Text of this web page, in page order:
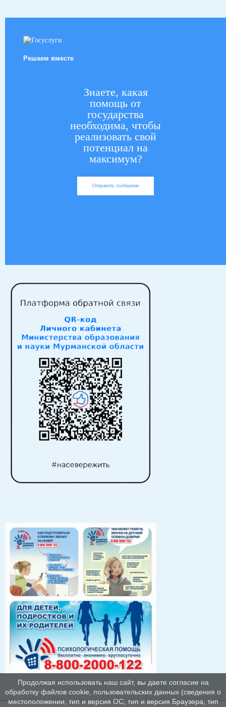
Решаем вместе
Знаете, какая
помощь от
государства
необходима, чтобы
реализовать свой
потенциал на
максимум?
Отправить сообщение
Продолжая использовать наш сайт, вы даете согласие на
обработку файлов cookie, пользовательских данных (сведения о
местоположении; тип и версия ОС; тип и версия Браузера; тип